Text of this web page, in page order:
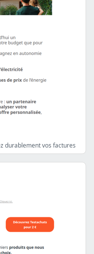
durablement vos factures